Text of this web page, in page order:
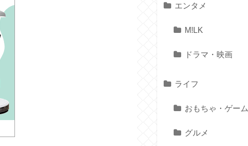
エンタメ
M!LK
ドラマ・映画
ライフ
おもちゃ・ゲーム
グルメ